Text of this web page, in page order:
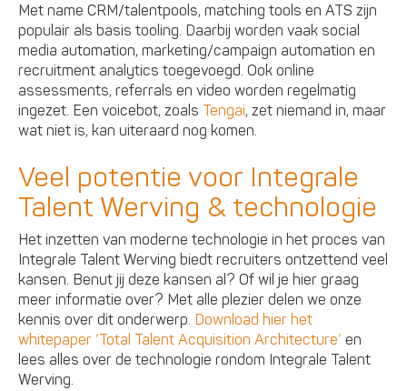
Met name CRM/talentpools, matching tools en ATS zijn
populair als basis tooling. Daarbij worden vaak social
media automation, marketing/campaign automation en
recruitment analytics toegevoegd. Ook online
assessments, referrals en video worden regelmatig
ingezet. Een voicebot, zoals Tengai, zet niemand in, maar
wat niet is, kan uiteraard nog komen.
Veel potentie voor Integrale
Talent Werving & technologie
Het inzetten van moderne technologie in het proces van
Integrale Talent Werving biedt recruiters ontzettend veel
kansen. Benut jij deze kansen al? Of wil je hier graag
meer informatie over? Met alle plezier delen we onze
kennis over dit onderwerp. Download hier het
whitepaper ‘Total Talent Acquisition Architecture’ en
lees alles over de technologie rondom Integrale Talent
Werving.